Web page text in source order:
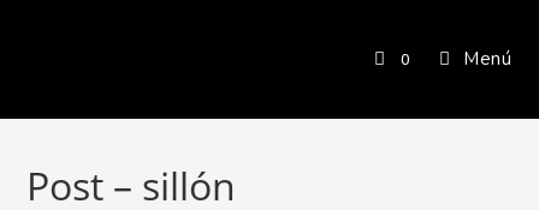
0 Menú
Post – sillón